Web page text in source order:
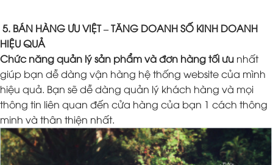
5. BÁN HÀNG ƯU VIỆT – TĂNG DOANH SỐ KINH DOANH
HIỆU QUẢ
Chức năng quản lý sản phẩm và đơn hàng tối ưu nhất
giúp bạn dễ dàng vận hàng hệ thống website của mình
hiệu quả. Bạn sẽ dễ dàng quản lý khách hàng và mọi
thông tin liên quan đến cửa hàng của bạn 1 cách thông
minh và thân thiện nhất.